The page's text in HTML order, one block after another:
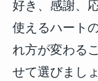
好き、感謝、
使えるハート
れ方が変わる
せて選びましょ